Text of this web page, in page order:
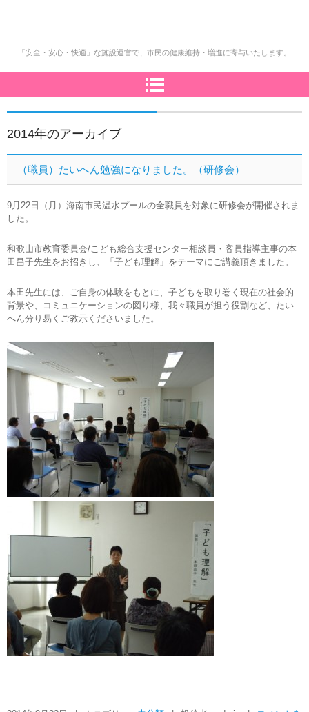
「安全・安心・快適」な施設運営で、市民の健康維持・増進に寄与いたします。
2014年のアーカイブ
（職員）たいへん勉強になりました。（研修会）
9月22日（月）海南市民温水プールの全職員を対象に研修会が開催されま
した。
和歌山市教育委員会/こども総合支援センター相談員・客員指導主事の本
田昌子先生をお招きし、「子ども理解」をテーマにご講義頂きました。
本田先生には、ご自身の体験をもとに、子どもを取り巻く現在の社会的
背景や、コミュニケーションの図り様、我々職員が担う役割など、たい
へん分り易くご教示くださいました。